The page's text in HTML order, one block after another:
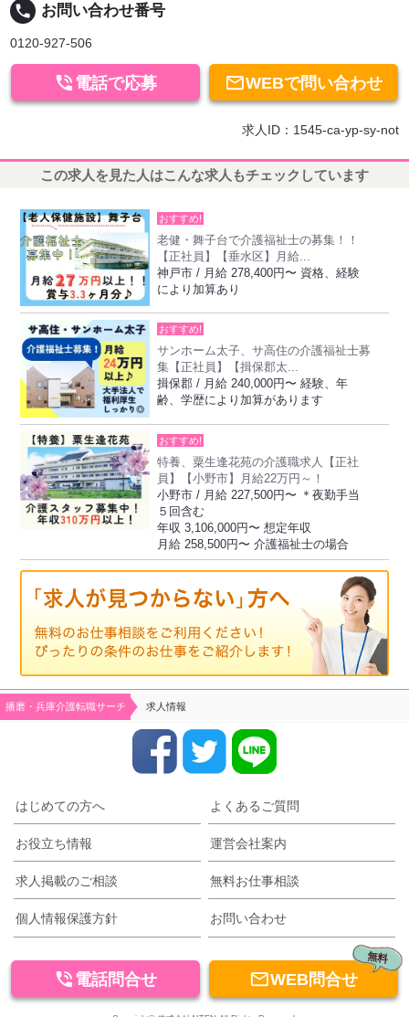
local_phone お問い合わせ番号
0120-927-506
WEBで問い合わせ
 電話で応募
求人ID：1545-ca-yp-sy-not
この求人を見た人はこんな求人もチェックしています
おすすめ!
老健・舞子台で介護福祉士の募集！！
【正社員】【垂水区】月給...
神戸市 / 月給 278,400円〜 資格、経験
により加算あり
おすすめ!
サンホーム太子、サ高住の介護福祉士募
集【正社員】【揖保郡太...
揖保郡 / 月給 240,000円〜 経験、年
齢、学歴により加算があります
おすすめ!
特養、粟生逢花苑の介護職求人【正社
員】【小野市】月給22万円～！
小野市 / 月給 227,500円〜 ＊夜勤手当
５回含む
年収 3,106,000円〜 想定年収
月給 258,500円〜 介護福祉士の場合
播磨・兵庫介護転職サーチ 求人情報
はじめての方へ よくあるご質問
お役立ち情報 運営会社案内
求人掲載のご相談 無料お仕事相談
個人情報保護方針 お問い合わせ
無料
WEB問合せ
 電話問合せ